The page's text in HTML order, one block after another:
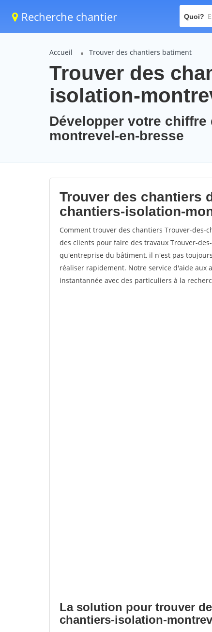
Recherche chantier Quoi?
Accueil Trouver des chantiers batiment
Trouver des
isolation-
Développer votre
montrevel-en-bresse
Trouver des chantiers
chantiers-isolation-
Comment trouver des chantiers Trouver-des-
des clients pour faire des travaux Trouver-
qu'entreprise du bâtiment, il n'est pas
réaliser rapidement. Notre service d'aide aux
instantannée avec des particuliers à la
La solution pour trouver
chantiers-isolation-